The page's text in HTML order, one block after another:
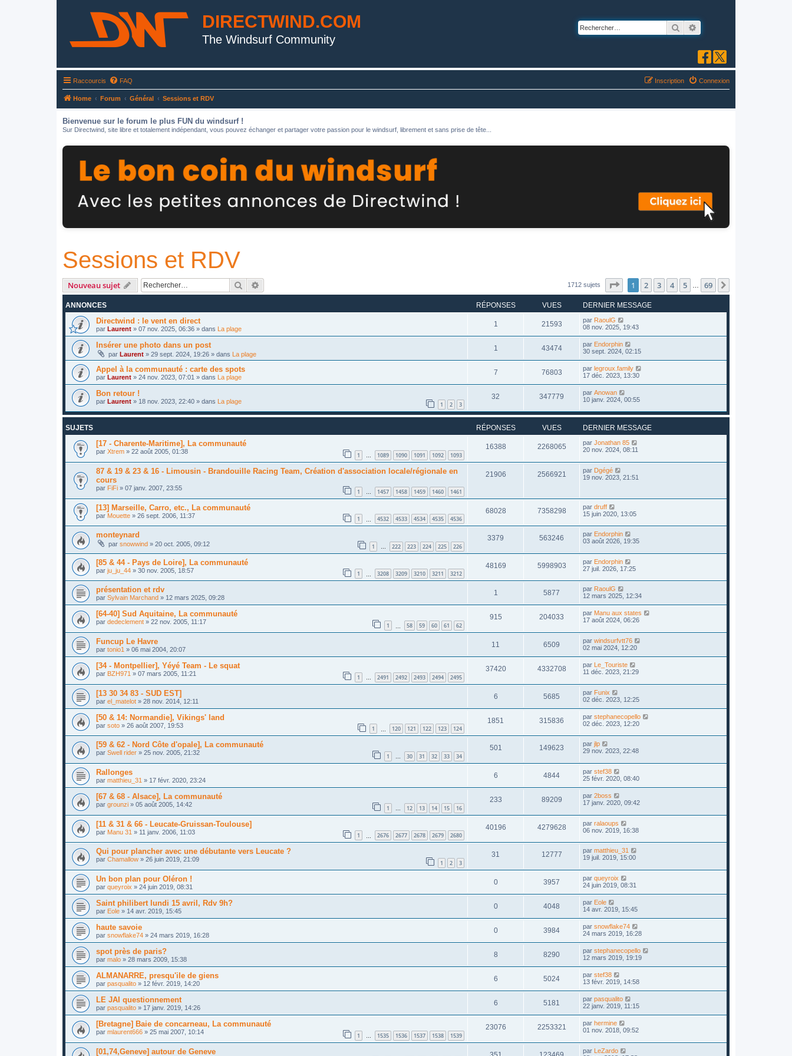
DIRECTWIND.COM
The Windsurf Community
Rechercher
Raccourcis FAQ Connexion
Inscription
Home Forum Général Sessions et RDV
Bienvenue sur le forum le plus FUN du windsurf !
Sur Directwind, site libre et totalement indépendant, vous pouvez échanger et partager votre passion pour le windsurf, librement et sans prise de tête...
Sessions et RDV
Nouveau sujet Rechercher 1712 sujets Page sur69
1 2 3 4 5 69
ANNONCES RÉPONSES VUES DERNIER MESSAGE
Directwind : le vent en direct
par Laurent » 07 nov. 2025, 06:36 » dans La plage
1 21593 par RaoulG
08 nov. 2025, 19:43
Insérer une photo dans un post
par Laurent » 29 sept. 2024, 19:26 » dans La plage
1 43474 par Endorphin
30 sept. 2024, 02:15
Appel à la communauté : carte des spots
par Laurent » 24 nov. 2023, 07:01 » dans La plage
7 76803 par legroux.family
17 déc. 2023, 13:30
Bon retour !
par Laurent » 18 nov. 2023, 22:40 » dans La plage 1 2 3
32 347779 par Anowan
10 janv. 2024, 00:55
SUJETS RÉPONSES VUES DERNIER MESSAGE
[17 - Charente-Maritime], La communauté
par Xtrem » 22 août 2005, 01:38 1 … 1089 1090 1091 1092 1093
16388 2268065 par Jonathan 85
20 nov. 2024, 08:11
87 & 19 & 23 & 16 - Limousin - Brandouille Racing Team, Création d'association locale/régionale en
cours
par FiFi » 07 janv. 2007, 23:55 1 1457 1458 1459 1460 1461
21906 2566921 par Dgégé
19 nov. 2023, 21:51
[13] Marseille, Carro, etc., La communauté
par Mouette » 26 sept. 2006, 11:37 1 4532 4533 4534 4535 4536
68028 7358298 par druff
15 juin 2020, 13:05
monteynard
par snowwind » 20 oct. 2005, 09:12 1 … 222 223 224 225 226
3379 563246 par Endorphin
03 août 2026, 19:35
[85 & 44 - Pays de Loire], La communauté
par ju_ju_44 » 30 nov. 2005, 18:57 1 3208 3209 3210 3211 3212
48169 5998903 par Endorphin
27 juil. 2026, 17:25
présentation et rdv
par Sylvain Marchand » 12 mars 2025, 09:28
1 5877 par RaoulG
12 mars 2025, 12:34
[64-40] Sud Aquitaine, La communauté
par dedeclement » 22 nov. 2005, 11:17 1 58 59 60 61 62
915 204033 par Manu aux states
17 août 2024, 06:26
Funcup Le Havre
par tonio1 » 06 mai 2004, 20:07
11 6509 par windsurfvtt76
02 mai 2024, 12:20
[34 - Montpellier], Yéyé Team - Le squat
par BZH971 » 07 mars 2005, 11:21 1 … 2491 2492 2493 2494 2495
37420 4332708 par Le_Touriste
11 déc. 2023, 21:29
[13 30 34 83 - SUD EST]
par el_matelot » 28 nov. 2014, 12:11
6 5685 par Funix
02 déc. 2023, 12:25
[50 & 14: Normandie], Vikings' land
par soto » 26 août 2007, 19:53 1 120 121 122 123 124
1851 315836 par stephanecopello
02 déc. 2023, 12:20
[59 & 62 - Nord Côte d'opale], La communauté
par Swell rider » 25 nov. 2005, 21:32 1 … 30 31 32 33 34
501 149623 par jlp
29 nov. 2023, 22:48
Rallonges
par matthieu_31 » 17 févr. 2020, 23:24
6 4844 par stef38
25 févr. 2020, 08:40
[67 & 68 - Alsace], La communauté
par grounzi » 05 août 2005, 14:42 1 … 12 13 14 15 16
233 89209 par 2boss
17 janv. 2020, 09:42
[11 & 31 & 66 - Leucate-Gruissan-Toulouse]
par Manu 31 » 11 janv. 2006, 11:03 1 2676 2677 2678 2679 2680
40196 4279628 par ralaoups
06 nov. 2019, 16:38
Qui pour plancher avec une débutante vers Leucate ?
par Chamallow » 26 juin 2019, 21:09 1 2 3
31 12777 par matthieu_31
19 juil. 2019, 15:00
Un bon plan pour Oléron !
par queyroix » 24 juin 2019, 08:31
0 3957 par queyroix
24 juin 2019, 08:31
Saint philibert lundi 15 avril, Rdv 9h?
par Eole » 14 avr. 2019, 15:45
0 4048 par Eole
14 avr. 2019, 15:45
haute savoie
par snowflake74 » 24 mars 2019, 16:28
0 3984 par snowflake74
24 mars 2019, 16:28
spot près de paris?
par malo » 28 mars 2009, 15:38
8 8290 par stephanecopello
12 mars 2019, 19:19
ALMANARRE, presqu'ile de giens
par pasqualito » 12 févr. 2019, 14:20
6 5024 par stef38
13 févr. 2019, 14:58
LE JAI questionnement
par pasqualito » 17 janv. 2019, 14:26
6 5181 par pasqualito
22 janv. 2019, 11:15
[Bretagne] Baie de concarneau, La communauté
par mlaurent666 » 25 mai 2007, 10:14 1 … 1535 1536 1537 1538 1539
23076 2253321 par hermine
01 nov. 2018, 09:52
[01,74,Geneve] autour de Geneve par LeZardo